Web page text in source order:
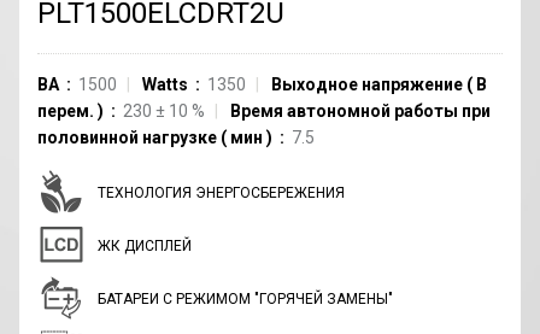
PLT1500ELCDRT2U
ВА 1500 Watts 1350 Выходное напряжение ( В
перем. ) 230 ± 10 %
Время автономной работы при
половинной нагрузке ( мин ) 7.5
ТЕХНОЛОГИЯ ЭНЕРГОСБЕРЕЖЕНИЯ
ЖК ДИСПЛЕЙ
БАТАРЕИ С РЕЖИМОМ "ГОРЯЧЕЙ ЗАМЕНЫ"